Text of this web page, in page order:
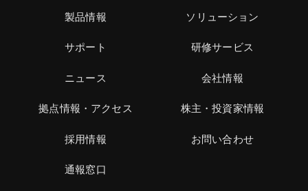
製品情報 ソリューション
サポート 研修サービス
ニュース 会社情報
拠点情報・アクセス 株主・投資家情報
採用情報 お問い合わせ
通報窓口